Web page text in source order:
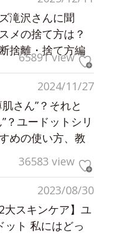
滝沢さんに聞
メの捨て方は？
捨離・捨て方編
65891 view
2024/11/27
さん”？それと
？ユードットシリ
めの使い方、教
36583 view
2023/08/30
大スキンケア】ユ
ット 私にはどっ